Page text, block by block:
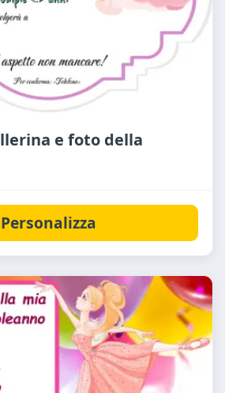
e foto della
Personalizza